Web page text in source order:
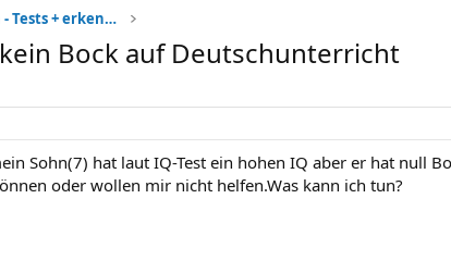
Hochbegabung bei Kindern - Tests + erkennen
Bock auf Deutschunterricht
Sohn(7) hat laut IQ-Test ein hohen IQ aber er hat null
oder wollen mir nicht helfen.Was kann ich tun?